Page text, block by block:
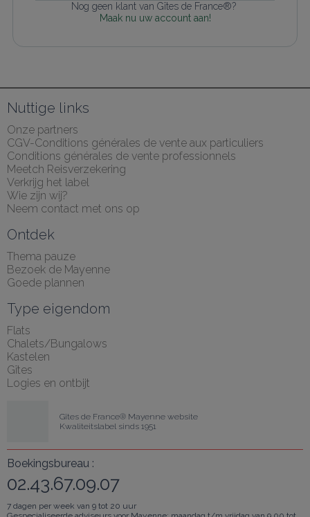
Nog geen klant van Gîtes de France®?
Maak nu uw account aan!
Nuttige links
Onze partners
CGV-Conditions générales de vente aux particuliers
Conditions générales de vente professionnels
Meetch Reisverzekering
Verkrijg het label
Wie zijn wij?
Neem contact met ons op
Ontdek
Thema pauze
Bezoek de Mayenne
Goede plannen
Type eigendom
Flats
Chalets/Bungalows
Kastelen
Gîtes
Logies en ontbijt
Gîtes de France® Mayenne website
Kwaliteitslabel sinds 1951
Boekingsbureau :
02.43.67.09.07
7 dagen per week van 9 tot 20 uur